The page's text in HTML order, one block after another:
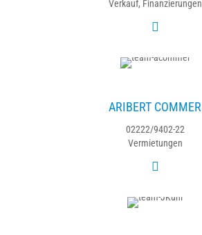
Verkauf, Finanzierungen
ARIBERT COMMER
02222/9402-22
Vermietungen